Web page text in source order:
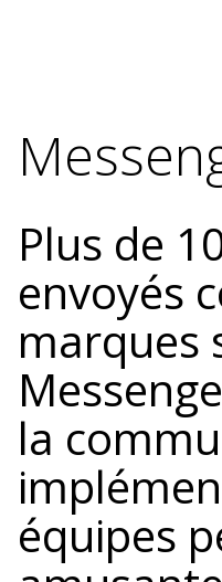
Plus de
envoyés
marques
la
équipes